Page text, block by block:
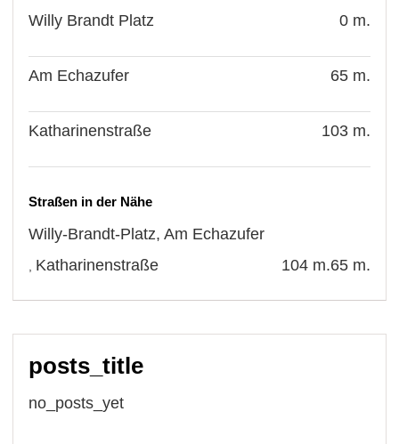
Willy Brandt Platz 0 m.
Am Echazufer 65 m.
Katharinenstraße 103 m.
Straßen in der Nähe
Willy-Brandt-Platz,Am Echazufer
65 m.
Katharinenstraße 104 m.
posts_title
no_posts_yet